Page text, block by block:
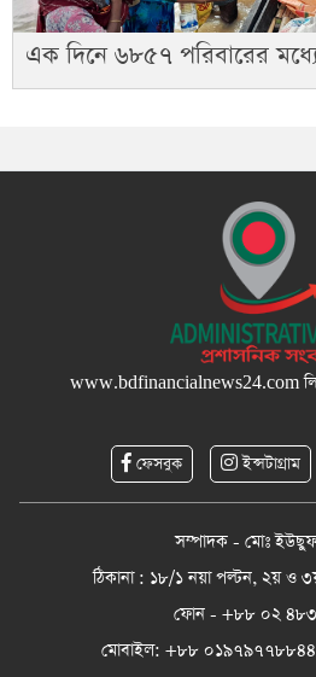
এক দিনে ৬৮৫৭ পরিবারের মধ্যে
www.bdfinancialnews24.com
ফেসবুক ইন্সটাগ্রাম
সম্পাদক - মোঃ
ঠিকানা : ১৮/১ নয়া পল্টন, ২য় ও
ফোন - +৮৮ ০২
মোবাইল: +৮৮